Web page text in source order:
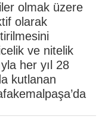
olmak üzere
olarak
ve nitelik
her yıl 28
kutlanan